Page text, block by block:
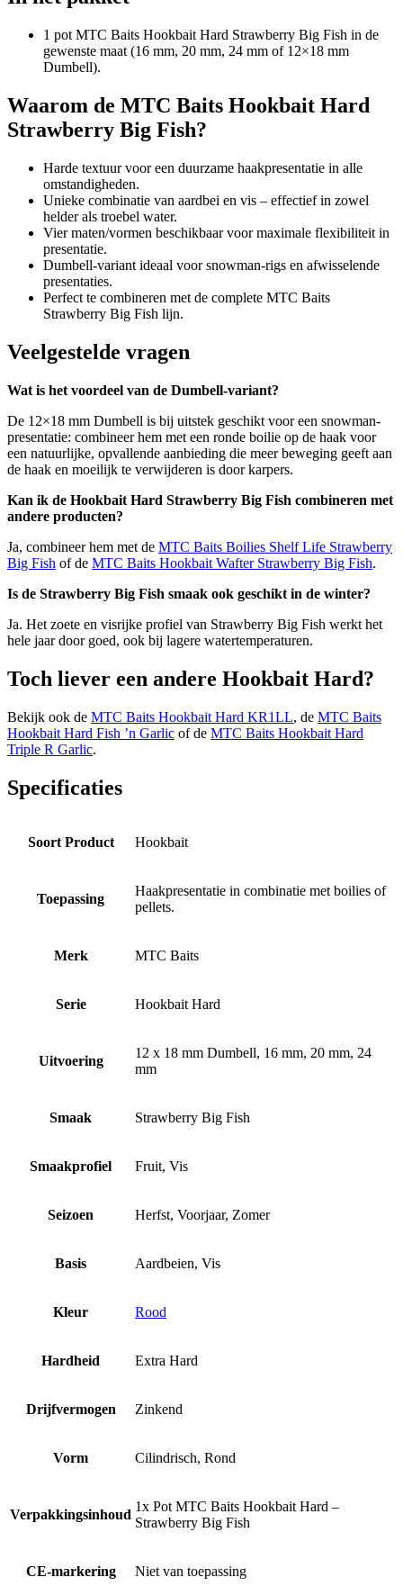
1 pot MTC Baits Hookbait Hard Strawberry Big Fish in de
gewenste maat (16 mm, 20 mm, 24 mm of 12×18 mm
Dumbell).
Waarom de MTC Baits Hookbait Hard
Strawberry Big Fish?
Harde textuur voor een duurzame haakpresentatie in alle
omstandigheden.
Unieke combinatie van aardbei en vis – effectief in zowel
helder als troebel water.
Vier maten/vormen beschikbaar voor maximale flexibiliteit in
presentatie.
Dumbell-variant ideaal voor snowman-rigs en afwisselende
presentaties.
Perfect te combineren met de complete MTC Baits
Strawberry Big Fish lijn.
Veelgestelde vragen
Wat is het voordeel van de Dumbell-variant?
De 12×18 mm Dumbell is bij uitstek geschikt voor een snowman-
presentatie: combineer hem met een ronde boilie op de haak voor
een natuurlijke, opvallende aanbieding die meer beweging geeft aan
de haak en moeilijk te verwijderen is door karpers.
Kan ik de Hookbait Hard Strawberry Big Fish combineren met
andere producten?
Ja, combineer hem met de MTC Baits Boilies Shelf Life Strawberry
Big Fish of de MTC Baits Hookbait Wafter Strawberry Big Fish.
Is de Strawberry Big Fish smaak ook geschikt in de winter?
Ja. Het zoete en visrijke profiel van Strawberry Big Fish werkt het
hele jaar door goed, ook bij lagere watertemperaturen.
Toch liever een andere Hookbait Hard?
Bekijk ook de MTC Baits Hookbait Hard KR1LL, de MTC Baits
Hookbait Hard Fish ’n Garlic of de MTC Baits Hookbait Hard
Triple R Garlic.
Specificaties
Soort Product Hookbait
Toepassing
Haakpresentatie in combinatie met boilies of
pellets.
Merk MTC Baits
Serie Hookbait Hard
Uitvoering
12 x 18 mm Dumbell, 16 mm, 20 mm, 24
mm
Smaak Strawberry Big Fish
Smaakprofiel Fruit, Vis
Seizoen Herfst, Voorjaar, Zomer
Basis Aardbeien, Vis
Kleur Rood
Hardheid Extra Hard
Drijfvermogen Zinkend
Vorm Cilindrisch, Rond
Verpakkingsinhoud
1x Pot MTC Baits Hookbait Hard –
Strawberry Big Fish
CE-markering Niet van toepassing